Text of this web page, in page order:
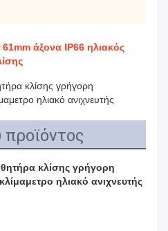
άξονα IP66 ηλιακός
κλίσης γρήγορη
ηλιακό ανιχνευτής
κλίσης γρήγορη
ηλιακό ανιχνευτής